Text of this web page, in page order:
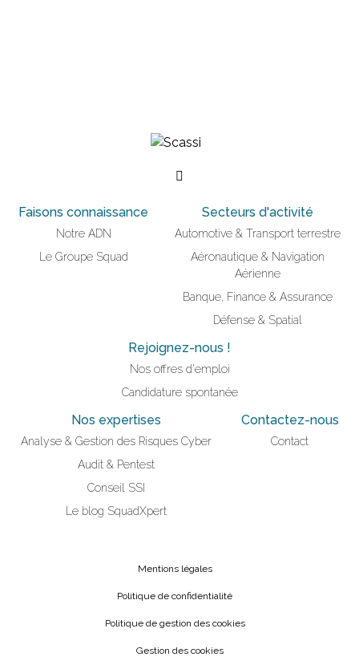
Faisons connaissance
Notre ADN
Le Groupe Squad
Secteurs d'activité
Automotive & Transport terrestre
Aéronautique & Navigation
Aérienne
Banque, Finance & Assurance
Défense & Spatial
Rejoignez-nous !
Nos offres d'emploi
Candidature spontanée
Nos expertises
Analyse & Gestion des Risques Cyber
Audit & Pentest
Conseil SSI
Le blog SquadXpert
Contactez-nous
Contact
Mentions légales
Politique de confidentialité
Politique de gestion des cookies
Gestion des cookies